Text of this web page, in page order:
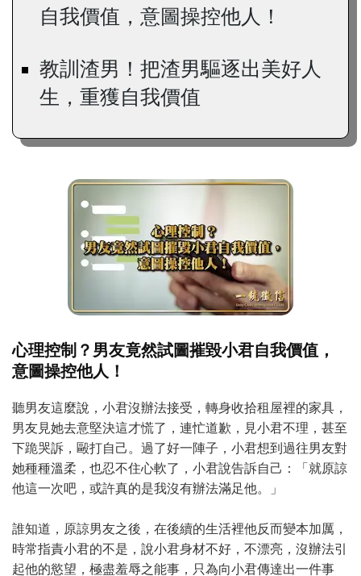
自我價值，意圖操控他人！
教訓渣男！把渣男驅逐出美好人
生，重獲自我價值
心理控制？男友竟然試圖摧毀小君自我價值，
意圖操控他人！
聽男友這麼說，小君沒辦法接受，轉身收拾租屋裡的家具，
男友見她去意堅決這才慌了，連忙道歉，見小君不理，甚至
下跪哭訴，毆打自己。過了好一陣子，小君想到過往男友對
她種種溫柔，也忍不住心軟了，小君說告訴自己：「就原諒
他這一次吧，或許真的是我沒有辦法滿足他。」
誰知道，原諒男友之後，在後續的生活裡他反而變本加厲，
時常指責小君的不是，說小君身材不好，不漂亮，沒辦法引
起他的慾望，極盡羞辱之能事，只為向小君傳達出一件事